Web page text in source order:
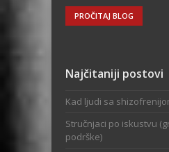
PROČITAJ BLOG
Najčitaniji postovi
Kad ljudi sa
Stručnjaci po iskustvu
podrške)